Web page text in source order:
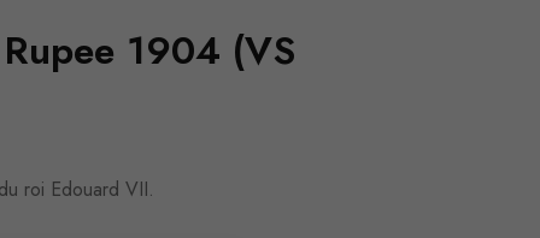
1904 (VS
roi Edouard VII.